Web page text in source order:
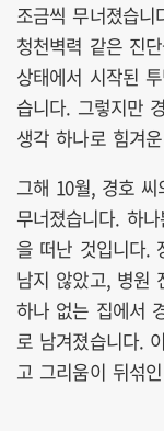
조금씩 무너졌습
청천벽력 같은 진
상태에서 시작된
습니다. 그렇지만
생각 하나로 힘겨
그해 10월, 경호
무너졌습니다. 하
을 떠난 것입니다.
남지 않았고, 병원
하나 없는 집에서
로 남겨졌습니다.
고 그리움이 뒤섞